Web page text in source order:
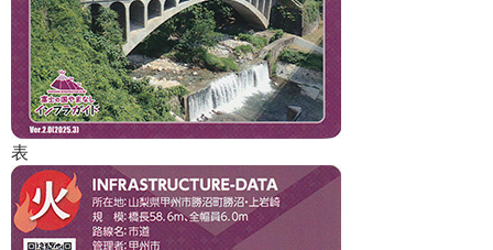
表